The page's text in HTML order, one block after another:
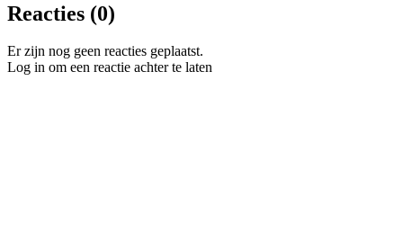
Reacties (0)
Er zijn nog geen reacties geplaatst.
Log in om een reactie achter te laten